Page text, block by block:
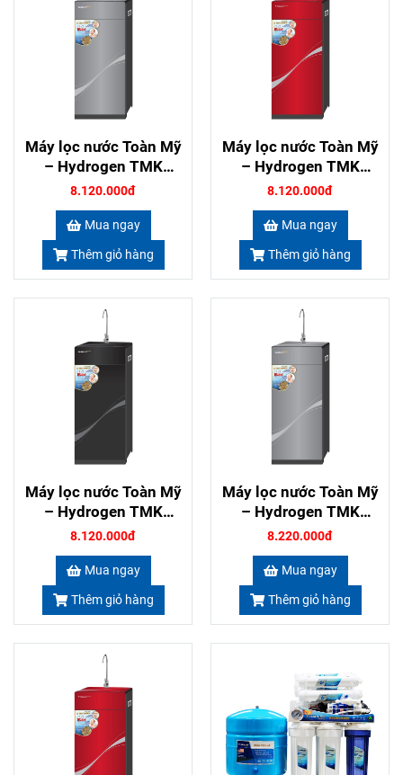
Máy lọc nước Toàn Mỹ
– Hydrogen TMK
71410 màu ghi
8.120.000đ
Mua ngay
Thêm giỏ hàng
Máy lọc nước Toàn Mỹ
– Hydrogen TMK
71410 màu đỏ
8.120.000đ
Mua ngay
Thêm giỏ hàng
Máy lọc nước Toàn Mỹ
– Hydrogen TMK
71410 màu đen
8.120.000đ
Mua ngay
Thêm giỏ hàng
Máy lọc nước Toàn Mỹ
– Hydrogen TMK
71411 màu ghi
8.220.000đ
Mua ngay
Thêm giỏ hàng